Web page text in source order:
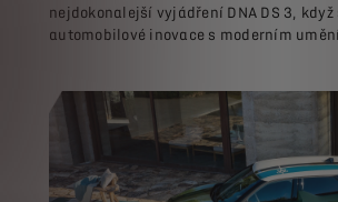
nejdokonalejší vyjádření DNA DS 3,
automobilové inovace s moderním